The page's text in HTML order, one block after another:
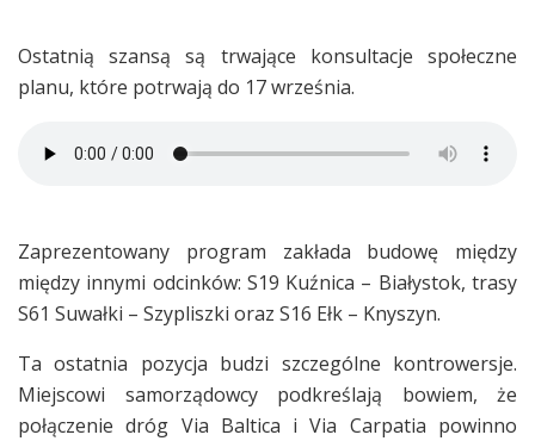
Ostatnią szansą są trwające konsultacje społeczne
planu, które potrwają do 17 września.
Zaprezentowany program zakłada budowę między
między innymi odcinków: S19 Kuźnica – Białystok, trasy
S61 Suwałki – Szypliszki oraz S16 Ełk – Knyszyn.
Ta ostatnia pozycja budzi szczególne kontrowersje.
Miejscowi samorządowcy podkreślają bowiem, że
połączenie dróg Via Baltica i Via Carpatia powinno